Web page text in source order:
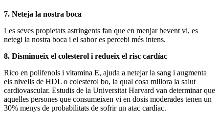
7. Neteja la nostra boca
Les seves propietats astringents fan que en menjar bevent vi, es
netegi la nostra boca i el sabor es percebi més intens.
8. Disminueix el colesterol i redueix el risc cardíac
Rico en polifenols i vitamina E, ajuda a netejar la sang i augmenta
els nivells de HDL o colesterol bo, la qual cosa millora la salut
cardiovascular. Estudis de la Universitat Harvard van determinar que
aquelles persones que consumeixen vi en dosis moderades tenen un
30% menys de probabilitats de sofrir un atac cardíac.